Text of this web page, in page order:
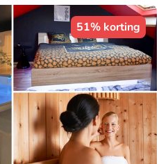
51% korting